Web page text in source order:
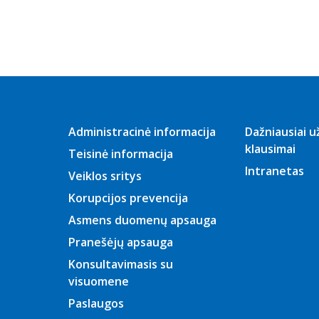
mėn.
2025 m.
rugsėjo mėn.
rugpjūčio
mėn.
2025 m.
liepos mėn.
2025 m.
birželio mėn.
Administracinė informacija
Teisinė informacija
Veiklos sritys
Korupcijos prevencija
Asmens duomenų apsauga
Pranešėjų apsauga
Konsultavimasis su
visuomene
Paslaugos
Dažniausiai
klausimai
Intranetas